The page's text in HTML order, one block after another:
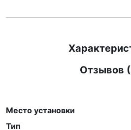
Отзывов
Место установки
Тип